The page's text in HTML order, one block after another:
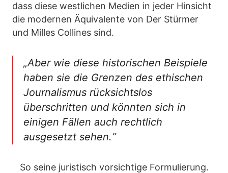
dass diese westlichen Medien in jeder Hinsicht
die modernen Äquivalente von Der Stürmer
und Milles Collines sind.
„Aber wie diese historischen Beispiele
haben sie die Grenzen des ethischen
Journalismus rücksichtslos
überschritten und könnten sich in
einigen Fällen auch rechtlich
ausgesetzt sehen.“
So seine juristisch vorsichtige Formulierung.